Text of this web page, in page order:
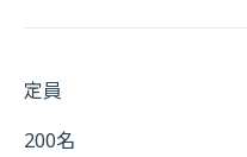
定員
200名